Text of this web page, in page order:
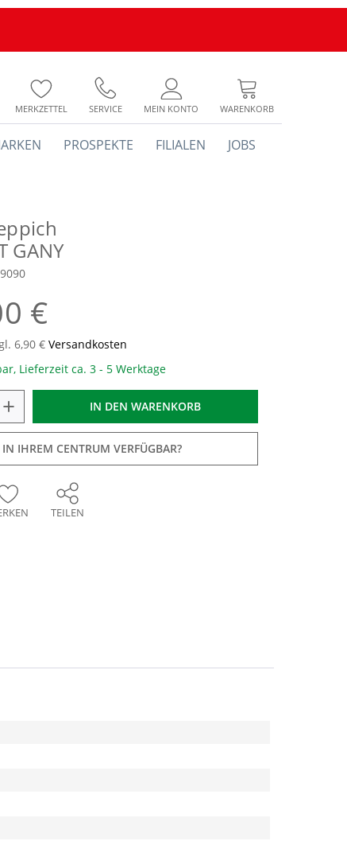
MERKZETTEL SERVICE MEIN KONTO WARENKORB
PROSPEKTE FILIALEN JOBS
GANY
€
6,90 € Versandkosten
Lieferzeit ca. 3 - 5 Werktage
+ IN DEN WARENKORB
IN IHREM CENTRUM VERFÜGBAR?
TEILEN